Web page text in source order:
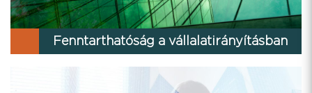
Fenntarthatóság a vállalatirányításban